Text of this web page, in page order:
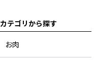
山口県
福岡県
カテゴリから探す
お肉